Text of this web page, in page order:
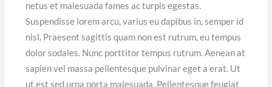
netus et malesuada fames ac turpis egestas.
Suspendisse lorem arcu, varius eu dapibus in, semper id
nisl. Praesent sagittis quam non est rutrum, eu tempus
dolor sodales. Nunc porttitor tempus rutrum. Aenean at
sapien vel massa pellentesque pulvinar eget a erat. Ut
ut est sed urna porta malesuada. Pellentesque feugiat